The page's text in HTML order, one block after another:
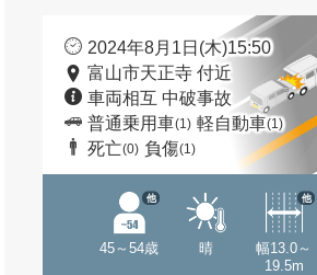
2024年8月1日(木)15:50
富山市天正寺 付近
車両相互 中破事故
普通乗用車(1) 軽自動車(1)
死亡(0) 負傷(1)
45～54歳
他
晴
幅13.0～
19.5m
他